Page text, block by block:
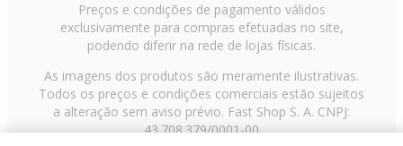
Preços e condições de pagamento válidos
exclusivamente para compras efetuadas no site,
podendo diferir na rede de lojas físicas.
As imagens dos produtos são meramente ilustrativas.
Todos os preços e condições comerciais estão sujeitos
a alteração sem aviso prévio. Fast Shop S. A. CNPJ:
43.708.379/0001-00